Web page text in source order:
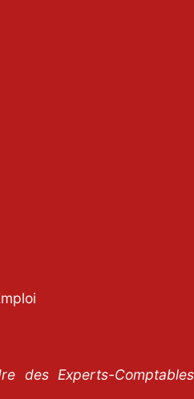
des Experts-Comptables